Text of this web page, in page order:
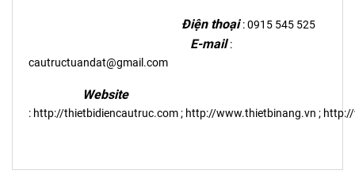
Điện thoại : 0915 545 525
E-mail:
cautructuandat@gmail.com
Website
: http://thietbidiencautruc.com; http://www.thietbinang.vn ;